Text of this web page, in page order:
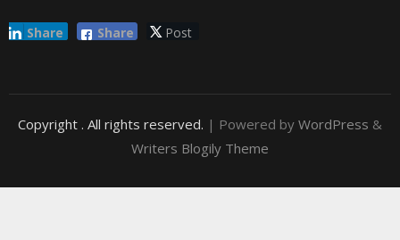
Share Post
Share
Copyright . All rights reserved. | Powered by WordPress &
Writers Blogily Theme